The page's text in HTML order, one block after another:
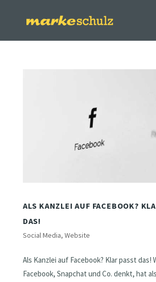
ALS KANZLEI AUF FACEBOOK?
DAS!
Social Media, Website
Als Kanzlei auf Facebook? Klar passt das!
Facebook, Snapchat und Co. denkt, hat